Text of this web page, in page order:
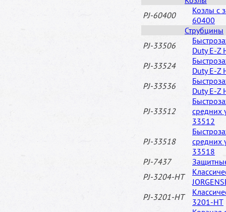
PJ-60400
Козлы с
60400
Струбцины
PJ-33506
Duty E-Z
PJ-33524
Duty E-Z
PJ-33536
Duty E-Z
PJ-33512
средних
33512
PJ-33518
средних
33518
PJ-7437
PJ-3204-HT
PJ-3201-HT
3201-HT